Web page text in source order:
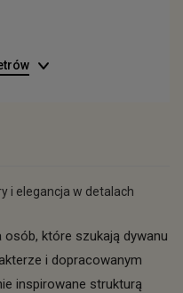
i elegancja w detalach
które szukają dywanu
i dopracowanym
inspirowane strukturą